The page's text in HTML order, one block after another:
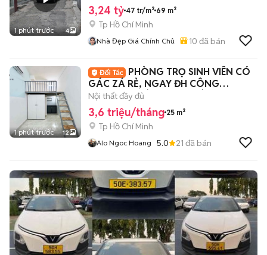
1 phút trước 4
3,24 tỷ 47 tr/m² 69 m²
Tp Hồ Chí Minh
Nhà Đẹp Giá Chính Chủ 10 đã bán
1 phút trước 12
PHÒNG TRỌ SINH VIÊN CÓ
GÁC ZÁ RẺ, NGAY ĐH CÔNG
THƯƠNG, CÓ THANG MÁY
Nội thất đầy đủ
3,6 triệu/tháng 25 m²
Tp Hồ Chí Minh
Alo Ngoc Hoang 5.0 21 đã bán